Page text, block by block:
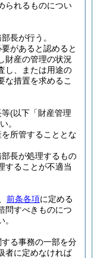
られるものについ
長が行う。
があると認めると
財産の管理の状況
し、または用途の
な措置を求めるこ
等(以下「財産管理
。
所管することとな
長が処理するもの
することが不適当
前条各項に定める
問すべきものにつ
る事務の一部を分
者に定めなければ